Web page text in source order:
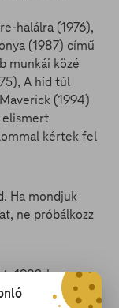
halálra (1976),
(1987) című
munkái közé
A híd túl
(1994)
elismert
kértek fel
Ha mondjuk
ne próbálkozz
1982-ben
című